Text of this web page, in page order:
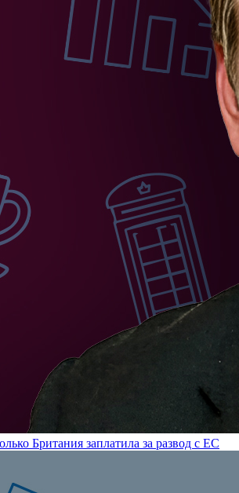
Британия заплатила за развод с ЕС